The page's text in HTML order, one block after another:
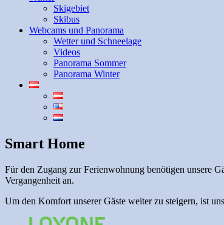
Skigebiet
Skibus
Webcams und Panorama
Wetter und Schneelage
Videos
Panorama Sommer
Panorama Winter
Smart Home
Für den Zugang zur Ferienwohnung benötigen unsere
Vergangenheit an.
Um den Komfort unserer Gäste weiter zu steigern, ist